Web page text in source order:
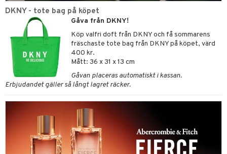
DKNY - tote bag på köpet
Gåva från DKNY!
Köp valfri doft från DKNY och få sommarens
fräschaste tote bag från DKNY på köpet, värd
400 kr.
Mått: 36 x 31 x 13 cm
Gåvan placeras automatiskt i kassan.
Erbjudandet gäller så långt lagret räcker.